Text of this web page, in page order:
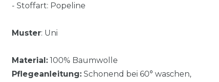
- Stoffart: Popeline
Muster: Uni
Material: 100% Baumwolle
Pflegeanleitung: Schonend bei 60° waschen,